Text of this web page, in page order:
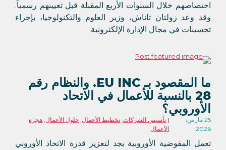
اختصاصهم خلال السنوات الأربع المقبلة قبل تعيينهم رسمياً.
وقد وعد زولتان تاناش، وزير العلوم والتكنولوجيا، بإجراء
تحسينات في مجال الإدارة الإلكترونية.
ما المقصود بـ EU INC. والنظام رقم
28 بالنسبة للأعمال في الاتحاد
الأوروبي؟
25 مارس،
2026
تأسيس الشركات, تخطيط الأعمال, حلول الأعمال, هجرة
الأعمال
تعمل المفوضية الأوروبية بجد لتعزيز قدرة الاتحاد الأوروبي